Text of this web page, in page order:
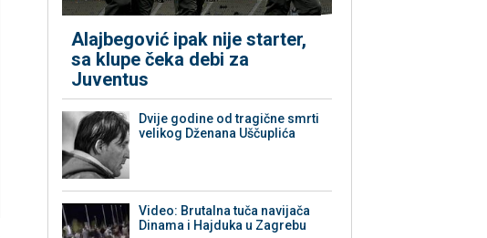
Alajbegović ipak nije starter,
sa klupe čeka debi za
Juventus
Dvije godine od tragične smrti
velikog Dženana Uščuplića
Video: Brutalna tuča navijača
Dinama i Hajduka u Zagrebu